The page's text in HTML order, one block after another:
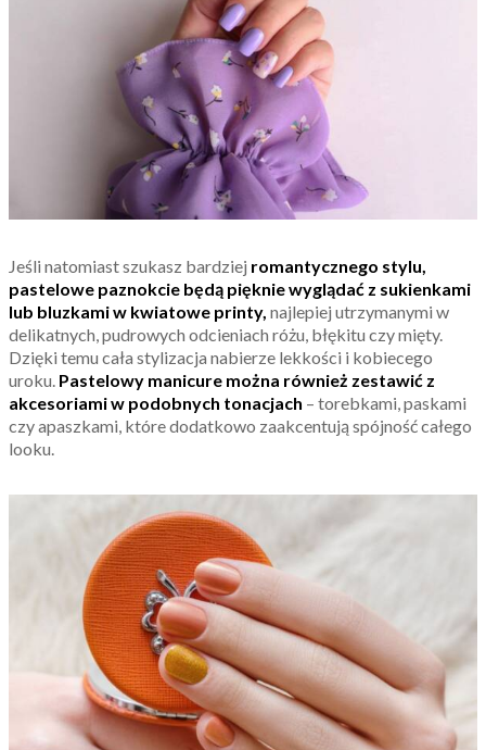
Jeśli natomiast szukasz bardziej romantycznego stylu,
pastelowe paznokcie będą pięknie wyglądać z sukienkami
lub bluzkami w kwiatowe printy, najlepiej utrzymanymi w
delikatnych, pudrowych odcieniach różu, błękitu czy mięty.
Dzięki temu cała stylizacja nabierze lekkości i kobiecego
uroku. Pastelowy manicure można również zestawić z
akcesoriami w podobnych tonacjach – torebkami, paskami
czy apaszkami, które dodatkowo zaakcentują spójność całego
looku.